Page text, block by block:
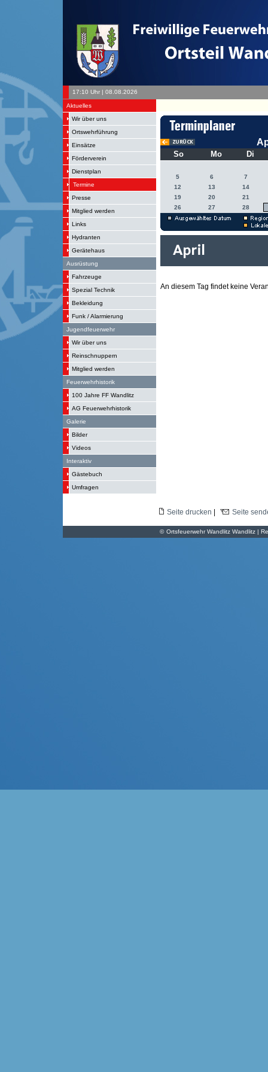
17:10 Uhr | 08.08.2026
Aktuelles
Wir über uns
Ortswehrführung
Einsätze
Förderverein
Dienstplan
Termine
Presse
Mitglied werden
Links
Hydranten
Gerätehaus
Ausrüstung
Fahrzeuge
Spezial Technik
Bekleidung
Funk / Alarmierung
Jugendfeuerwehr
Wir über uns
Reinschnuppern
Mitglied werden
Feuerwehrhistorik
100 Jahre FF Wandlitz
AG Feuerwehrhistorik
Galerie
Bilder
Videos
Interaktiv
Gästebuch
Umfragen
So Mo Di
5 6
7
12
13
14
19
20
21
26
27 28
An diesem Tag findet keine
Seite drucken Seite
© Ortsfeuerwehr Wandlitz Wandlitz |